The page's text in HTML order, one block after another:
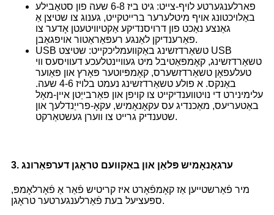
פארלענגערטע לויף-צייט: גיט ביז 6-8 שעה פון סטאַבילע
באַלויכטונג אויף מיטלערער ברייטקייט, גענוג צו שטיצן אַ
גאַנצע נאַכט פון דרויסנדיקע אַקטיוויטעטן אָדער צו
פאַרענדיקן לאַנגע רעפּאַראַטור אויפגאַבן.
USB טשאַרדזשינג באַקוועמליכקייט: שטיצט USB
טשאַרדזשינג, קאָמפּאַטיבל מיט געוויינטלעכע דעוויסעס ווי
טעלעפאָן טשאַרדזשערס, קאָמפּיוטער פּאָרץ און פּאַוער
באַנקס. א פולע טשאַרדזשינג נעמט בלויז 4-6 שעה.
עלימינירט די נויטווענדיקייט צו קויפן און פאַרבייַטן איין-מאָל
באַטעריעס, מאַכנדיג עס עקאָנאָמיש, עקאָ-פרייַנדלעך און
שטענדיק גרייט צו ווערן געשטאַרקט.
3. ערגאָנאָמיש פּלאַן און באַקוועם טראָגן דערפאַרונג
מיר פֿאַרשטייען אַז קאָמפֿאָרט איז קריטיש פֿאַר אַ פֿאָרלאָמפּ,
ספּעציעל בעת פֿאַרלענגערטער טראָגן.